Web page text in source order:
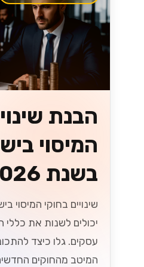
הבנת
המיסוי
בשנת 2026
יכולים לשנות את
עסקים. גלו כיצד
המיטב מהחוקים